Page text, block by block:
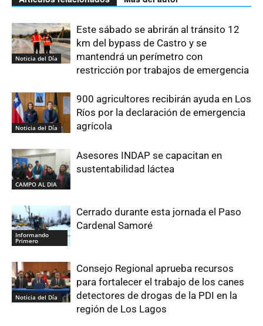
Noticia del Día
Este sábado se abrirán al tránsito 12
km del bypass de Castro y se
mantendrá un perímetro con
restricción por trabajos de emergencia
Noticia del Día
900 agricultores recibirán ayuda en Los
Ríos por la declaración de emergencia
agrícola
CAMPO AL DIA
Asesores INDAP se capacitan en
sustentabilidad láctea
Informando
Primero
Cerrado durante esta jornada el Paso
Cardenal Samoré
Noticia del Día
Consejo Regional aprueba recursos
para fortalecer el trabajo de los canes
detectores de drogas de la PDI en la
región de Los Lagos